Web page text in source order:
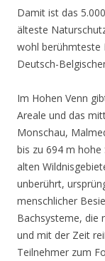
Damit ist das
älteste
wohl berühmteste
Deutsch-
Im Hohen Venn
Areale und das
Monschau,
bis zu 694 m hohe
alten
unberührt,
menschlicher
Bachsysteme, die
und mit der Zeit
Teilnehmer zum